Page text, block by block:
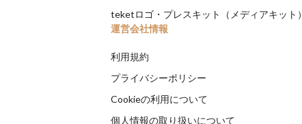
teketロゴ・プレスキット（メディアキット）
運営会社情報
利用規約
プライバシーポリシー
Cookieの利用について
個人情報の取り扱いについて